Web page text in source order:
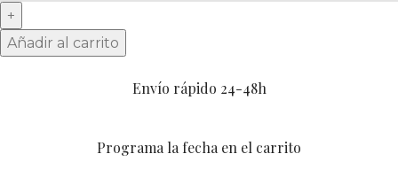
Añadir al carrito
Envío rápido 24-48h
Programa la fecha en el carrito